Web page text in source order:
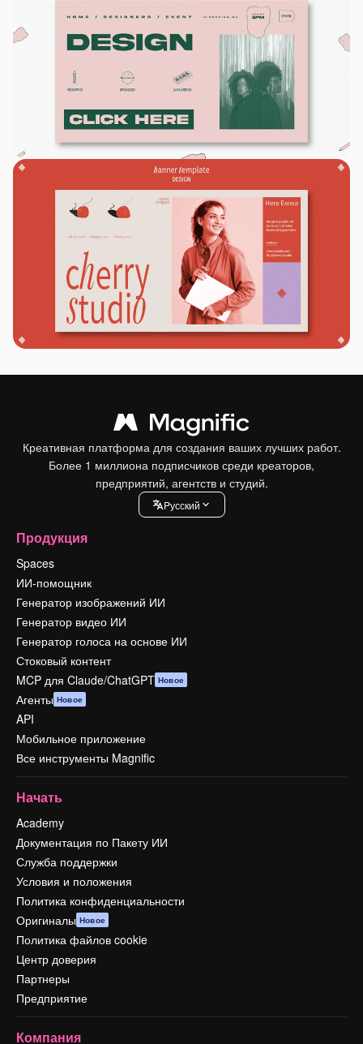
Креативная платформа для создания ваших лучших работ.
Более 1 миллиона подписчиков среди креаторов,
предприятий, агентств и студий.
Pусский
Продукция
Spaces
ИИ-помощник
Генератор изображений ИИ
Генератор видео ИИ
Генератор голоса на основе ИИ
Стоковый контент
MCP для Claude/ChatGPT Новое
Агенты Новое
API
Мобильное приложение
Все инструменты Magnific
Начать
Academy
Документация по Пакету ИИ
Служба поддержки
Условия и положения
Политика конфиденциальности
Оригиналы Новое
Политика файлов cookie
Центр доверия
Партнеры
Предприятие
Компания